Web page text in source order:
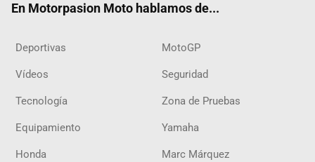
En Motorpasion Moto hablamos de...
Deportivas MotoGP
Vídeos Seguridad
Tecnología Zona de Pruebas
Equipamiento Yamaha
Honda Marc Márquez